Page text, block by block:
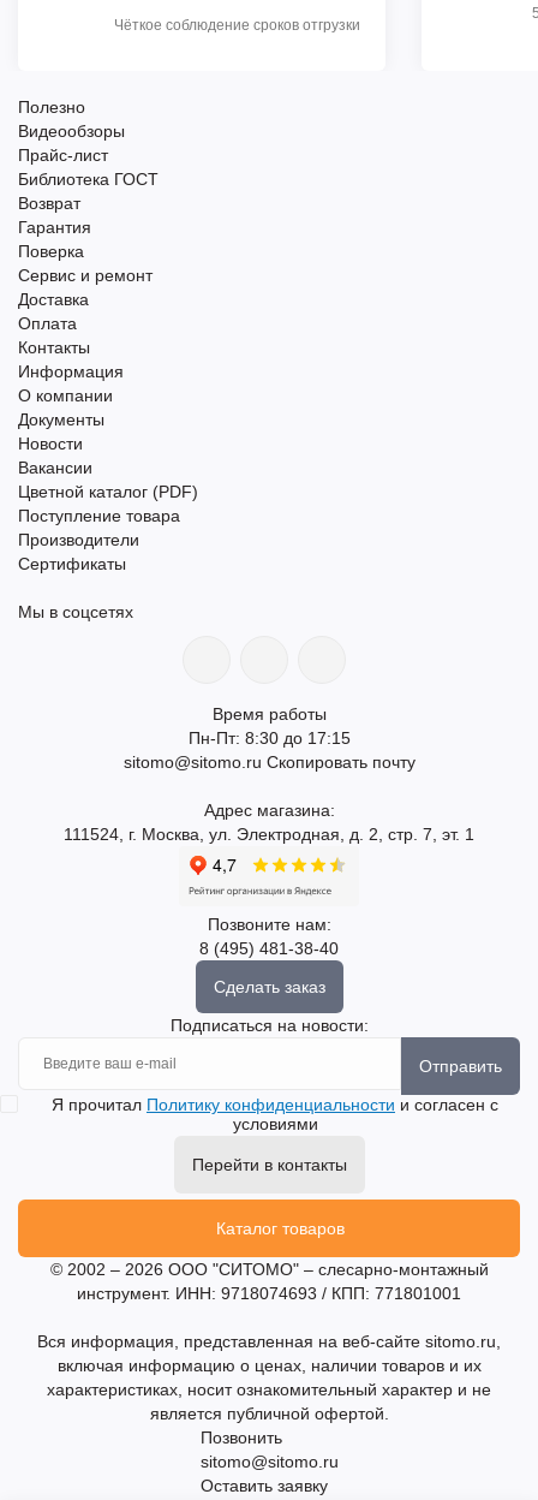
Чёткое соблюдение сроков отгрузки
Полезно
Видеообзоры
Прайс-лист
Библиотека ГОСТ
Возврат
Гарантия
Поверка
Сервис и ремонт
Доставка
Оплата
Контакты
Информация
О компании
Документы
Новости
Вакансии
Цветной каталог (PDF)
Поступление товара
Производители
Сертификаты
Мы в соцсетях
Время работы
Пн-Пт: 8:30 до 17:15
sitomo@sitomo.ru Скопировать почту
Адрес магазина:
111524, г. Москва, ул. Электродная, д. 2, стр. 7, эт. 1
Позвоните нам:
8 (495) 481-38-40
Сделать заказ
Подписаться на новости:
Отправить
Я прочитал Политику конфиденциальности и согласен с
условиями
Перейти в контакты
Каталог товаров
© 2002 – 2026 ООО "СИТОМО" – слесарно-монтажный
инструмент. ИНН: 9718074693 / КПП: 771801001
Вся информация, представленная на веб-сайте sitomo.ru,
включая информацию о ценах, наличии товаров и их
характеристиках, носит ознакомительный характер и не
является публичной офертой.
Позвонить
sitomo@sitomo.ru
Оставить заявку